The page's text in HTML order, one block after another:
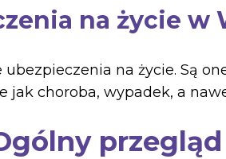
na życie w
ubezpieczenia na życie. Są
jak choroba, wypadek, a
przegląd